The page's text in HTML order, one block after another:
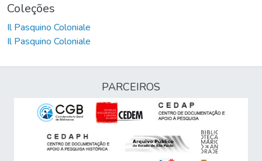
Coleções
Il Pasquino Coloniale
Il Pasquino Coloniale
PARCEIROS